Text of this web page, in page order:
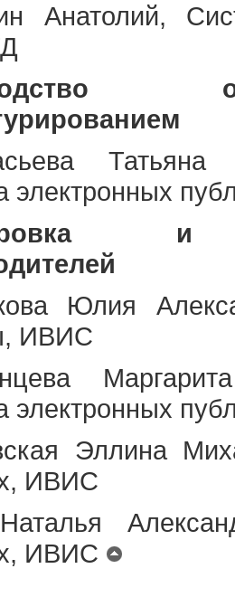
Анатолий,
Татьяна
электронных
и
Юлия
ИВИС
электронных
Эллина
ИВИС
ИВИС